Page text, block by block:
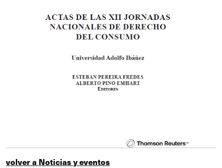
volver a Noticias y eventos